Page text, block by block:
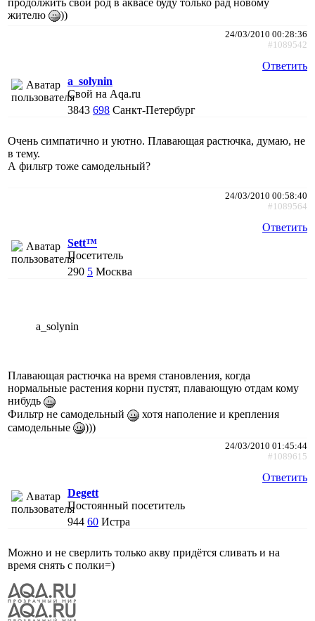
жителю
))
24/03/2010 00:28:36
#1089542
Ответить
a_solynin
Свой на Aqa.ru
3843 698 Санкт-Петербург
Очень симпатично и уютно. Плавающая растючка, думаю, не
в тему.
А фильтр тоже самодельный?
24/03/2010 00:58:40
#1089564
Ответить
Sett™
Посетитель
290 5 Москва
a_solynin
Плавающая растючка на время становления, когда
нормальные растения корни пустят, плавающую отдам кому
нибудь
Фильтр не самодельный
хотя наполение и крепления
самодельные
)))
24/03/2010 01:45:44
#1089615
Ответить
Degett
Постоянный посетитель
944 60 Истра
Можно и не сверлить только акву придётся сливать и на
время снять с полки=)